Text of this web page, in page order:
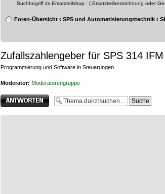
Suchbegriff im Ersatzteilshop : ( Ersatzteilbezeichnung oder
Foren-Übersicht ‹ SPS und Automatisierungstechnik ‹
Zufallszahlengeber für SPS 314
Programmierung und Software in Steuerungen
Moderator: Moderatorengruppe
Antwort erstellen